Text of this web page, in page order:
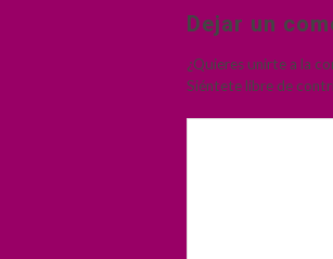
Dejar un
¿Quieres unirte a la
Siéntete libre de